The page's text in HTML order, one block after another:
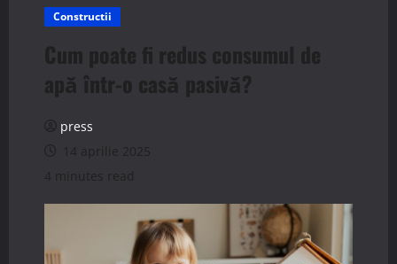
Constructii
Cum poate fi redus consumul de
apă într-o casă pasivă?
press
14 aprilie 2025
4 minutes read